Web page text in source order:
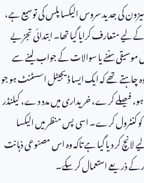
کی جدید سروس الیکسا پلس کی توسیع ہے،
لیے متعارف کرایا گیا تھا۔ ابتدائی تجزیے
سننے یا سوالات کے جواب لینے سے
چاہتے تھے کہ ایک ایسا ڈیجیٹل اسسٹنٹ ہو جو
فیصلے کرے، خریداری میں مدد دے، کیلنڈر
کنٹرول کرے۔ اسی پس منظر میں الیکسا
کر دیا گیا ہے تاکہ وہ اس مصنوعی ذہانت
کے ذریعے استعمال کر سکے۔